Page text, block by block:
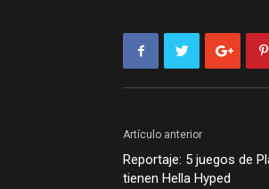
Artículo anterior
Reportaje: 5 juegos de
tienen Hella Hyped